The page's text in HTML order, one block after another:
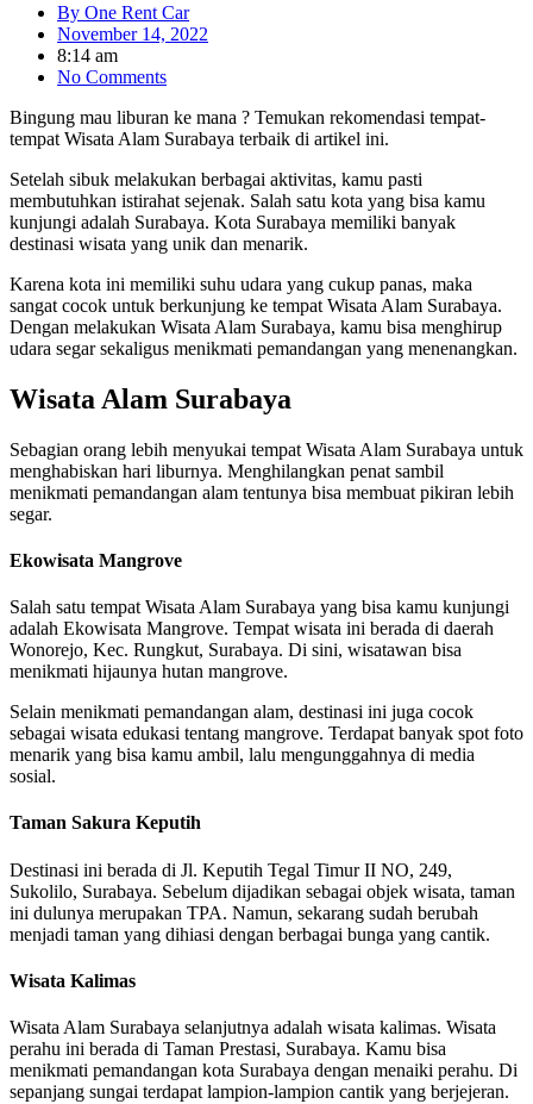
By One Rent Car
November 14, 2022
8:14 am
No Comments
Bingung mau liburan ke mana ? Temukan rekomendasi tempat-
tempat Wisata Alam Surabaya terbaik di artikel ini.
Setelah sibuk melakukan berbagai aktivitas, kamu pasti
membutuhkan istirahat sejenak. Salah satu kota yang bisa kamu
kunjungi adalah Surabaya. Kota Surabaya memiliki banyak
destinasi wisata yang unik dan menarik.
Karena kota ini memiliki suhu udara yang cukup panas, maka
sangat cocok untuk berkunjung ke tempat Wisata Alam Surabaya.
Dengan melakukan Wisata Alam Surabaya, kamu bisa menghirup
udara segar sekaligus menikmati pemandangan yang menenangkan.
Wisata Alam Surabaya
Sebagian orang lebih menyukai tempat Wisata Alam Surabaya untuk
menghabiskan hari liburnya. Menghilangkan penat sambil
menikmati pemandangan alam tentunya bisa membuat pikiran lebih
segar.
Ekowisata Mangrove
Salah satu tempat Wisata Alam Surabaya yang bisa kamu kunjungi
adalah Ekowisata Mangrove. Tempat wisata ini berada di daerah
Wonorejo, Kec. Rungkut, Surabaya. Di sini, wisatawan bisa
menikmati hijaunya hutan mangrove.
Selain menikmati pemandangan alam, destinasi ini juga cocok
sebagai wisata edukasi tentang mangrove. Terdapat banyak spot foto
menarik yang bisa kamu ambil, lalu mengunggahnya di media
sosial.
Taman Sakura Keputih
Destinasi ini berada di Jl. Keputih Tegal Timur II NO, 249,
Sukolilo, Surabaya. Sebelum dijadikan sebagai objek wisata, taman
ini dulunya merupakan TPA. Namun, sekarang sudah berubah
menjadi taman yang dihiasi dengan berbagai bunga yang cantik.
Wisata Kalimas
Wisata Alam Surabaya selanjutnya adalah wisata kalimas. Wisata
perahu ini berada di Taman Prestasi, Surabaya. Kamu bisa
menikmati pemandangan kota Surabaya dengan menaiki perahu. Di
sepanjang sungai terdapat lampion-lampion cantik yang berjejeran.